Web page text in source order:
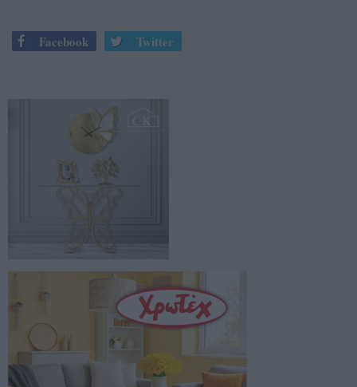
Facebook Twitter